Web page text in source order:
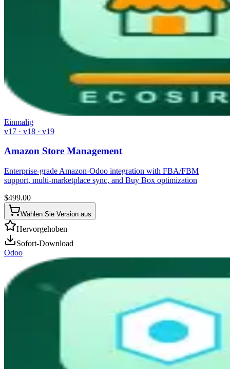
Einmalig
v17 · v18 · v19
Amazon Store Management
Enterprise-grade Amazon-Odoo integration with FBA/FBM
support, multi-marketplace sync, and Buy Box optimization
$499.00
Wählen Sie Version aus
Hervorgehoben
Sofort-Download
Odoo